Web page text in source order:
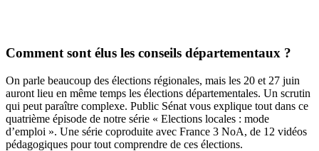
Comment sont élus les conseils départementaux ?
On parle beaucoup des élections régionales, mais les 20 et 27 juin
auront lieu en même temps les élections départementales. Un scrutin
qui peut paraître complexe. Public Sénat vous explique tout dans ce
quatrième épisode de notre série « Elections locales : mode
d’emploi ». Une série coproduite avec France 3 NoA, de 12 vidéos
pédagogiques pour tout comprendre de ces élections.